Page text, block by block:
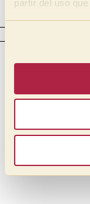
partir del uso
Medio ligero
Medio lleno